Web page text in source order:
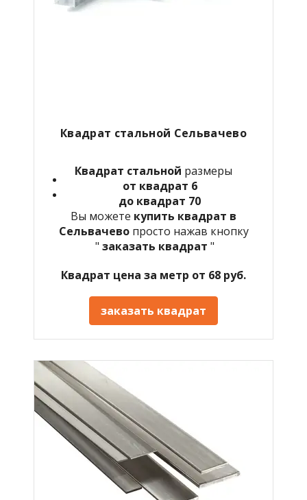
Квадрат стальной Сельвачево
Квадрат стальной размеры
от квадрат 6
до квадрат 70
Вы можете купить квадрат в
Сельвачевопросто нажав кнопку
" заказать квадрат "
Квадрат цена за метр от 68 руб.
заказать квадрат